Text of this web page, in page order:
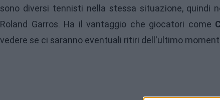
sono diversi tennisti nella stessa situazione, quindi
Roland Garros. Ha il vantaggio che giocatori come
vedere se ci saranno eventuali ritiri dell'ultimo